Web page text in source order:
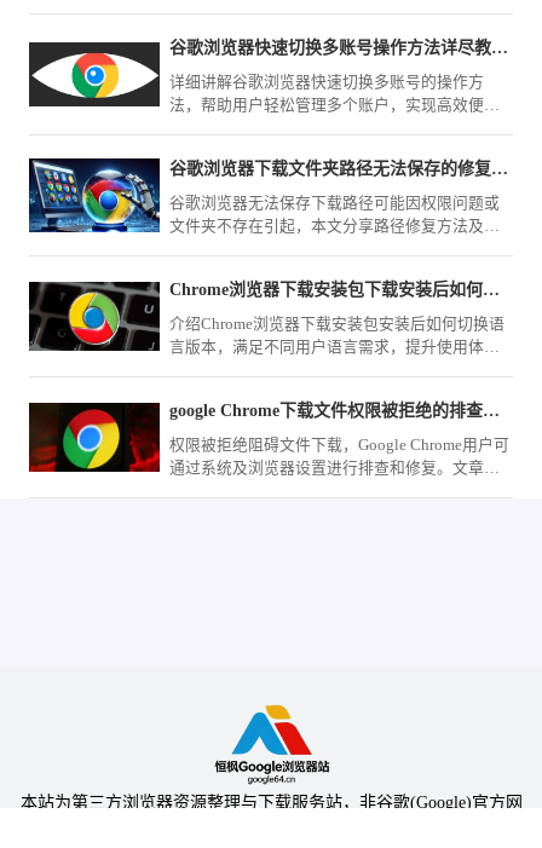
谷歌浏览器快速切换多账号操作方法详尽教程完整分享
详细讲解谷歌浏览器快速切换多账号的操作方
法，帮助用户轻松管理多个账户，实现高效便捷
谷歌浏览器下载文件夹路径无法保存的修复方案
谷歌浏览器无法保存下载路径可能因权限问题或
文件夹不存在引起，本文分享路径修复方法及设
Chrome浏览器下载安装包下载安装后如何切换语言版本
介绍Chrome浏览器下载安装包安装后如何切换语
言版本，满足不同用户语言需求，提升使用体
google Chrome下载文件权限被拒绝的排查与修复
权限被拒绝阻碍文件下载，Google Chrome用户可
通过系统及浏览器设置进行排查和修复。文章介
本站为第三方浏览器资源整理与下载服务站，非谷歌(Google)官方网